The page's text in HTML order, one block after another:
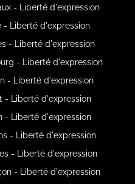
- Liberté d'expression
- Liberté d'expression
- Liberté d'expression
- Liberté d'expression
- Liberté d'expression
- Liberté d'expression
- Liberté d'expression
- Liberté d'expression
- Liberté d'expression
- Liberté d'expression